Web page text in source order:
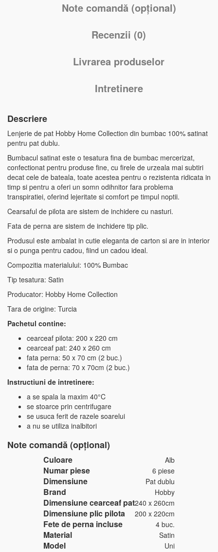
Note comandă (opțional)
Recenzii (0)
Livrarea produselor
Intretinere
Descriere
Lenjerie de pat Hobby Home Collection din bumbac 100% satinat
pentru pat dublu.
Bumbacul satinat este o tesatura fina de bumbac mercerizat,
confectionat pentru produse fine, cu firele de urzeala mai subtiri
decat cele de bateala, toate acestea pentru o rezistenta ridicata in
timp si pentru a oferi un somn odihnitor fara problema
transpiratiei, oferind lejeritate si comfort pe timpul noptii.
Cearsaful de pilota are sistem de inchidere cu nasturi.
Fata de perna are sistem de inchidere tip plic.
Produsul este ambalat in cutie eleganta de carton si are in interior
si o punga pentru cadou, fiind un cadou ideal.
Compozitia materialului: 100% Bumbac
Tip tesatura: Satin
Producator: Hobby Home Collection
Tara de origine: Turcia
Pachetul contine:
cearceaf pilota: 200 x 220 cm
cearceaf pat: 240 x 260 cm
fata perna: 50 x 70 cm (2 buc.)
fata de perna: 70 x 70cm (2 buc.)
Instructiuni de intretinere:
a se spala la maxim 40°C
se stoarce prin centrifugare
se usuca ferit de razele soarelui
a nu se utiliza inalbitori
Note comandă (opțional)
Culoare Alb
Numar piese 6 piese
Dimensiune Pat dublu
Brand Hobby
Dimensiune cearceaf pat240 x 260cm
Dimensiune plic pilota 200 x 220cm
Fete de perna incluse 4 buc.
Material Satin
Model Uni